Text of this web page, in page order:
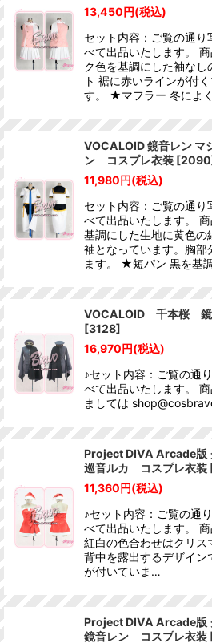
13,450円(税込)
セット内容：ご覧の通り
べて出品いたします。
ク色を基調にした袖な
ト 裾に赤いラインが付
す。 ★マフラー 冬によ
VOCALOID 鏡音レン
ン コスプレ衣装 [2090
11,980円(税込)
セット内容：ご覧の通り
べて出品いたします。
基調にした生地に黄色の
袖となっています。胸部
ます。 ★短パン 黒を基
VOCALOID 千本桜 鏡
[3128]
16,970円(税込)
♪セット内容：ご覧の通
べて出品いたします。
ましては
Project DIVA Arcade版
巡音ルカ コスプレ衣装
11,360円(税込)
♪セット内容：ご覧の通
べて出品いたします。
紅白の色合わせはクリス
背中を露出するデザイン
が付いていま…
Project DIVA Arcade版
鏡音レン コスプレ衣装